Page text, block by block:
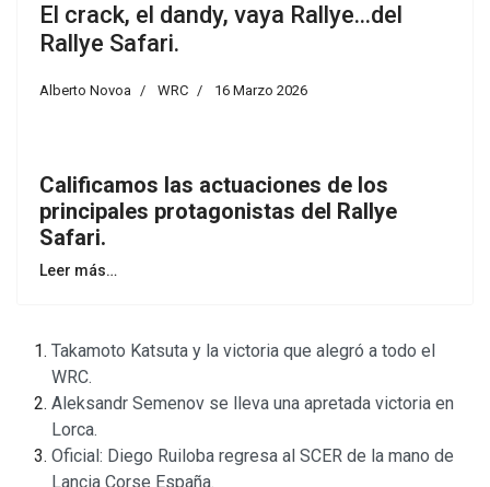
El crack, el dandy, vaya Rallye...del
Rallye Safari.
Alberto Novoa WRC 16 Marzo 2026
Calificamos las actuaciones de los
principales protagonistas del Rallye
Safari.
Leer más…
Takamoto Katsuta y la victoria que alegró a todo el
WRC.
Aleksandr Semenov se lleva una apretada victoria en
Lorca.
Oficial: Diego Ruiloba regresa al SCER de la mano de
Lancia Corse España.